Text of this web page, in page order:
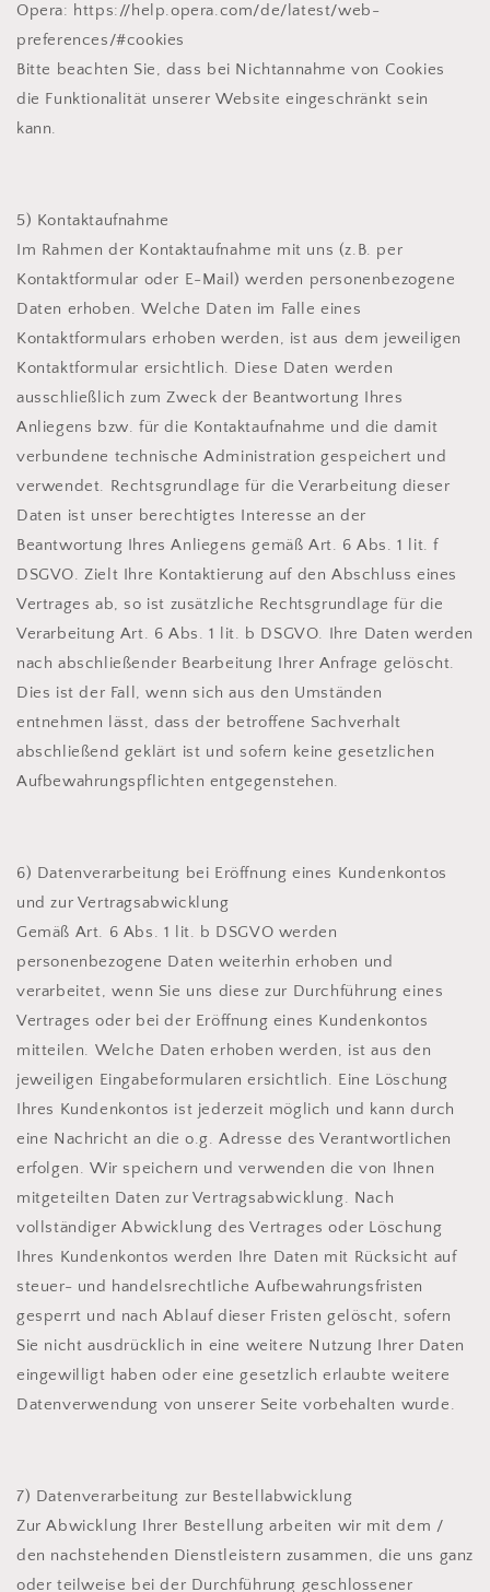
Opera: https://help.opera.com/de/latest/web-
preferences/#cookies
Bitte beachten Sie, dass bei Nichtannahme von Cookies
die Funktionalität unserer Website eingeschränkt sein
kann.
5) Kontaktaufnahme
Im Rahmen der Kontaktaufnahme mit uns (z.B. per
Kontaktformular oder E-Mail) werden personenbezogene
Daten erhoben. Welche Daten im Falle eines
Kontaktformulars erhoben werden, ist aus dem jeweiligen
Kontaktformular ersichtlich. Diese Daten werden
ausschließlich zum Zweck der Beantwortung Ihres
Anliegens bzw. für die Kontaktaufnahme und die damit
verbundene technische Administration gespeichert und
verwendet. Rechtsgrundlage für die Verarbeitung dieser
Daten ist unser berechtigtes Interesse an der
Beantwortung Ihres Anliegens gemäß Art. 6 Abs. 1 lit. f
DSGVO. Zielt Ihre Kontaktierung auf den Abschluss eines
Vertrages ab, so ist zusätzliche Rechtsgrundlage für die
Verarbeitung Art. 6 Abs. 1 lit. b DSGVO. Ihre Daten werden
nach abschließender Bearbeitung Ihrer Anfrage gelöscht.
Dies ist der Fall, wenn sich aus den Umständen
entnehmen lässt, dass der betroffene Sachverhalt
abschließend geklärt ist und sofern keine gesetzlichen
Aufbewahrungspflichten entgegenstehen.
6) Datenverarbeitung bei Eröffnung eines Kundenkontos
und zur Vertragsabwicklung
Gemäß Art. 6 Abs. 1 lit. b DSGVO werden
personenbezogene Daten weiterhin erhoben und
verarbeitet, wenn Sie uns diese zur Durchführung eines
Vertrages oder bei der Eröffnung eines Kundenkontos
mitteilen. Welche Daten erhoben werden, ist aus den
jeweiligen Eingabeformularen ersichtlich. Eine Löschung
Ihres Kundenkontos ist jederzeit möglich und kann durch
eine Nachricht an die o.g. Adresse des Verantwortlichen
erfolgen. Wir speichern und verwenden die von Ihnen
mitgeteilten Daten zur Vertragsabwicklung. Nach
vollständiger Abwicklung des Vertrages oder Löschung
Ihres Kundenkontos werden Ihre Daten mit Rücksicht auf
steuer- und handelsrechtliche Aufbewahrungsfristen
gesperrt und nach Ablauf dieser Fristen gelöscht, sofern
Sie nicht ausdrücklich in eine weitere Nutzung Ihrer Daten
eingewilligt haben oder eine gesetzlich erlaubte weitere
Datenverwendung von unserer Seite vorbehalten wurde.
7) Datenverarbeitung zur Bestellabwicklung
Zur Abwicklung Ihrer Bestellung arbeiten wir mit dem /
den nachstehenden Dienstleistern zusammen, die uns ganz
oder teilweise bei der Durchführung geschlossener